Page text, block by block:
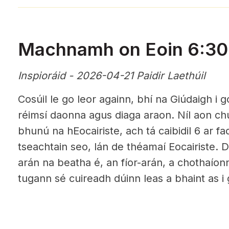
Machnamh on Eoin
Inspioráid - 2026-04-21 Paidir Laethúil
Cosúil le go leor againn, bhí na Giúdaigh i
réimsí daonna agus diaga araon. Níl aon
bhunú na hEocairiste, ach tá caibidil 6 ar
tseachtain seo, lán de théamaí Eocairiste.
arán na beatha é, an fíor-arán, a
tugann sé cuireadh dúinn leas a bhaint as i